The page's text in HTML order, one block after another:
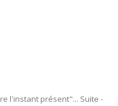
l'instant présent"... Suite -